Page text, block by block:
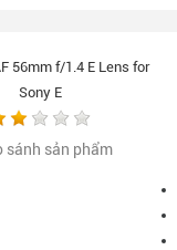
sánh sản phẩm